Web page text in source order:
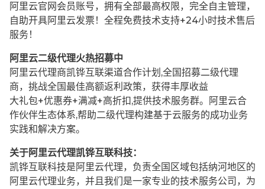
阿里云官网会员账号，拥有全部最高权限，完全自主管理，
自助开具阿里云发票！全程免费技术支持+24小时技术售后
服务！
阿里云二级代理火热招募中
阿里云代理商凯铧互联渠道合作计划,全国招募二级代理
商，挑战全国最佳高额返利政策，获得丰厚收益
大礼包+优惠券+满减+高折扣,提供技术服务群。阿里云合
作伙伴生态体系,帮助二级代理构建基于云服务的成功业务
实践和解决方案。
关于阿里云代理凯铧互联科技：
凯铧互联科技是阿里云代理，负责全国区域包括纳河地区的
阿里云代理业务，并且我们是一家专业的技术服务公司，为